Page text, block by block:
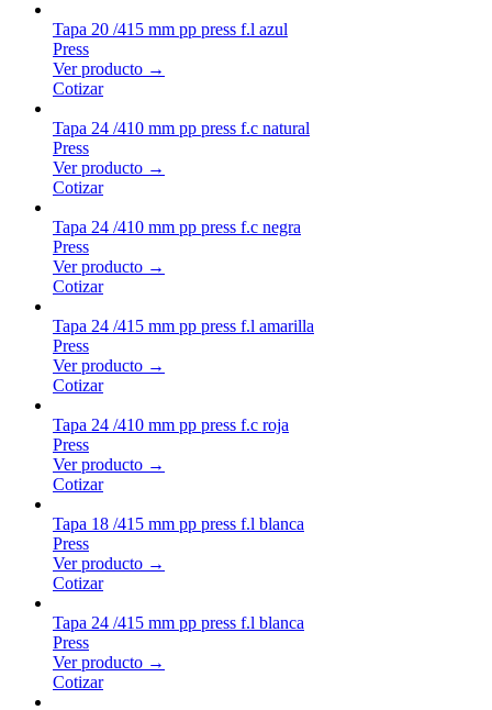
Tapa 20 /415 mm pp press f.l azul
Press
Ver producto →
Cotizar
Tapa 24 /410 mm pp press f.c natural
Press
Ver producto →
Cotizar
Tapa 24 /410 mm pp press f.c negra
Press
Ver producto →
Cotizar
Tapa 24 /415 mm pp press f.l amarilla
Press
Ver producto →
Cotizar
Tapa 24 /410 mm pp press f.c roja
Press
Ver producto →
Cotizar
Tapa 18 /415 mm pp press f.l blanca
Press
Ver producto →
Cotizar
Tapa 24 /415 mm pp press f.l blanca
Press
Ver producto →
Cotizar